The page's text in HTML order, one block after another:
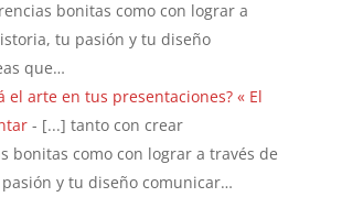
bonitas como con lograr a
tu pasión y tu diseño
que…
el arte en tus presentaciones? « El
- [...] tanto con crear
bonitas como con lograr a través de
y tu diseño comunicar…